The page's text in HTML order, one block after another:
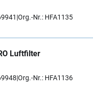
Org.-Nr.: HFA1135
Luftfilter
Org.-Nr.: HFA1136